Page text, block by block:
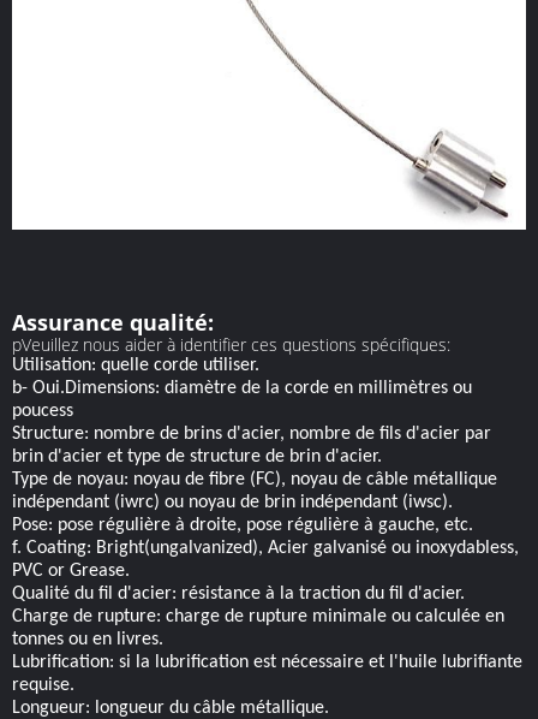
Assurance qualité:
pVeuillez nous aider à identifier ces questions spécifiques:
Utilisation: quelle corde utiliser.
b- Oui.Dimensions: diamètre de la corde en millimètres ou
poucess
Structure: nombre de brins d'acier, nombre de fils d'acier par
brin d'acier et type de structure de brin d'acier.
Type de noyau: noyau de fibre (FC), noyau de câble métallique
indépendant (iwrc) ou noyau de brin indépendant (iwsc).
Pose: pose régulière à droite, pose régulière à gauche, etc.
f. Coating: Bright(ungalvanized), Acier galvanisé ou inoxydabless,
PVC or Grease.
Qualité du fil d'acier: résistance à la traction du fil d'acier.
Charge de rupture: charge de rupture minimale ou calculée en
tonnes ou en livres.
Lubrification: si la lubrification est nécessaire et l'huile lubrifiante
requise.
Longueur: longueur du câble métallique.